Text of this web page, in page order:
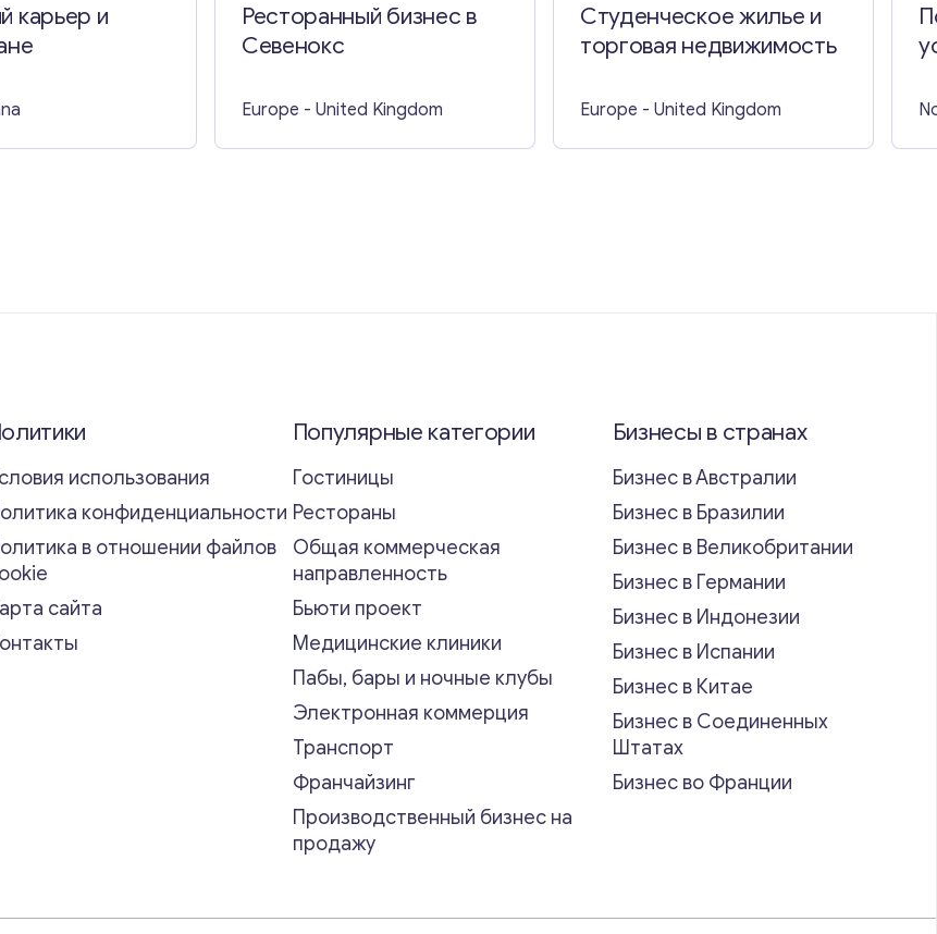
карьер и
Ресторанный бизнес в
Севенокс
Europe - United Kingdom
Студенческое жилье и
торговая недвижимость
Europe - United Kingdom
использования
конфиденциальности
в отношении файлов
сайта
Популярные категории
Гостиницы
Рестораны
Общая коммерческая
направленность
Бьюти проект
Медицинские клиники
Пабы, бары и ночные клубы
Электронная коммерция
Транспорт
Франчайзинг
Производственный бизнес на
продажу
Бизнесы в странах
Бизнес в Австралии
Бизнес в Бразилии
Бизнес в Великобритании
Бизнес в Германии
Бизнес в Индонезии
Бизнес в Испании
Бизнес в Китае
Бизнес в Соединенных
Штатах
Бизнес во Франции